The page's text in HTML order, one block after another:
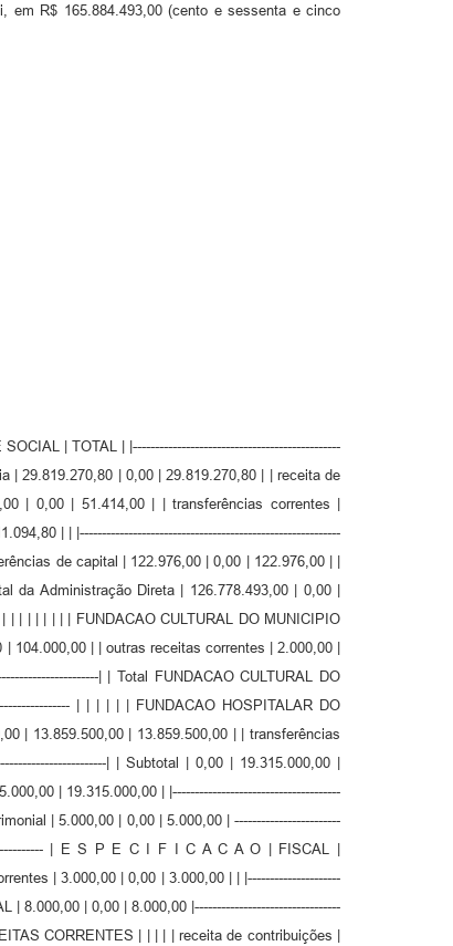
em R$ 165.884.493,00 (cento e sessenta e cinco
| TOTAL | |-----------------------------------------------
| 29.819.270,80 | 0,00 | 29.819.270,80 | | receita de
| 0,00 | 51.414,00 | | transferências correntes |
| | |-----------------------------------------------------------
de capital | 122.976,00 | 0,00 | 122.976,00 | |
da Administração Direta | 126.778.493,00 | 0,00 |
| | | | | | | | | FUNDACAO CULTURAL DO MUNICIPIO
| | outras receitas correntes | 2.000,00 |
| | Total FUNDACAO CULTURAL DO
| | | | | | FUNDACAO HOSPITALAR DO
| 13.859.500,00 | 13.859.500,00 | | transferências
| | Subtotal | 0,00 | 19.315.000,00 |
| 19.315.000,00 | |--------------------------------------
| 5.000,00 | 0,00 | 5.000,00 | ------------------------
| E S P E C I F I C A C A O | FISCAL |
| 3.000,00 | 0,00 | 3.000,00 | | |---------------------
| 8.000,00 | 0,00 | 8.000,00 |---------------------------------
CORRENTES | | | | | receita de contribuições |